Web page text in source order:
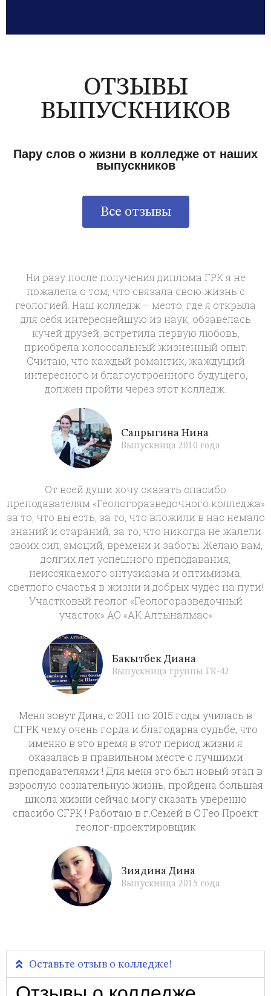
ОТЗЫВЫ
ВЫПУСКНИКОВ
Пару слов о жизни в колледже от наших
выпускников
Все отзывы
Ни разу после получения диплома ГРК я не
пожалела о том, что связала свою жизнь с
геологией. Наш колледж – место, где я открыла
для себя интереснейшую из наук, обзавелась
кучей друзей, встретила первую любовь,
приобрела колоссальный жизненный опыт.
Считаю, что каждый романтик, жаждущий
интересного и благоустроенного будущего,
должен пройти через этот колледж.
Сапрыгина Нина
Выпускница 2010 года
От всей души хочу сказать спасибо
преподавателям «Геологоразведочного колледжа»
за то, что вы есть, за то, что вложили в нас немало
знаний и стараний, за то, что никогда не жалели
своих сил, эмоций, времени и заботы. Желаю вам,
долгих лет успешного преподавания,
неиссякаемого энтузиазма и оптимизма,
светлого счастья в жизни и добрых чудес на пути!
Участковый геолог «Геологоразведочный
участок» АО «АК Алтыналмас»
Бакытбек Диана
Выпускница группы ГК-42
Меня зовут Дина, с 2011 по 2015 годы училась в
СГРК чему очень горда и благодарна судьбе, что
именно в это время в этот период жизни я
оказалась в правильном месте с лучшими
преподавателями ! Для меня это был новый этап в
взрослую сознательную жизнь, пройдена большая
школа жизни сейчас могу сказать уверенно
спасибо СГРК ! Работаю в г.Семей в С Гео Проект
геолог-проектировщик
Зиядина Дина
Выпускница 2015 года
Оставьте отзыв о колледже!